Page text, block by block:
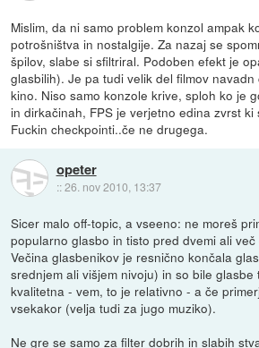
Mislim, da ni samo problem konzol ampak
potrošništva in nostalgije. Za nazaj se
špilov, slabe si sfiltriral. Podoben efekt je
glasbilih). Je pa tudi velik del filmov
kino. Niso samo konzole krive, sploh ko je
in dirkačinah, FPS je verjetno edina zvrst
Fuckin checkpointi..če ne drugega.
opeter
::26. nov 2010, 13:37
Sicer malo off-topic, a vseeno: ne moreš
popularno glasbo in tisto pred dvemi ali
Večina glasbenikov je resnično končala
srednjem ali višjem nivoju) in so bile glasbe
kvalitetna - vem, to je relativno - a če
vsekakor (velja tudi za jugo muziko).
Ne gre se samo za filter dobrih in slabih